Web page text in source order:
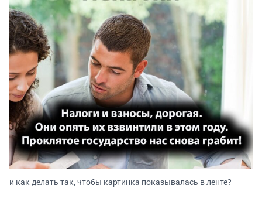
и как делать так, чтобы картинка показывалась в ленте?